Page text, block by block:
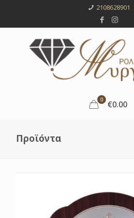
2108628901
0 €0.00
Προϊόντα